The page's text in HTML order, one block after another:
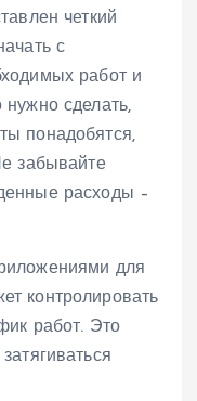
четкий
с
работ и
нужно сделать,
понадобятся,
забывайте
расходы –
для
контролировать
работ. Это